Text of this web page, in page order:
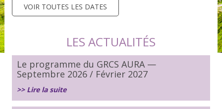
VOIR TOUTES LES DATES
LES ACTUALITÉS
Le programme du GRCS AURA —
Septembre 2026 / Février 2027
>> Lire la suite